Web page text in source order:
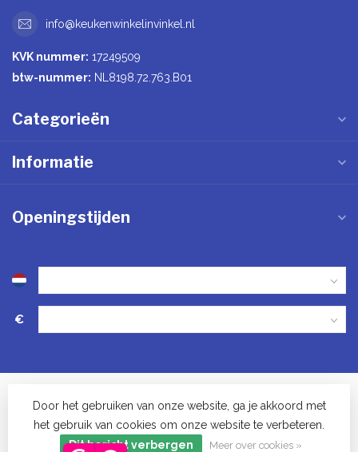
info@keukenwinkelinvinkel.nl
KVK nummer: 17249509
btw-nummer: NL8198.72.763.B01
Categorieën
Informatie
Openingstijden
€
© Keukenwinkel in Vinkel - 2023
Door het gebruiken van onze website, ga je akkoord met
het gebruik van cookies om onze website te verbeteren.
Dit bericht verbergen
Meer over cookies »